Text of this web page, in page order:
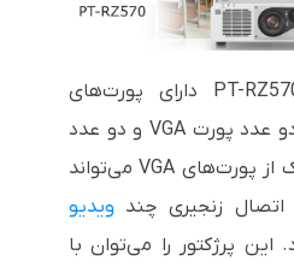
PT- دارای پورت‌های
عدد پورتVGA و دو عدد
از پورت‌های VGAمی‌تواند
اتصال زنجیری چند ویدیو
این پرژکتور را می‌توان با